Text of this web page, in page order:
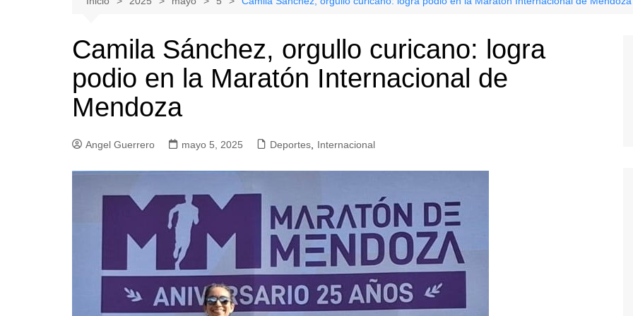
Tenis
Boxeo
Gimnasia
Licantén
Rauco
Teno
Camila Sánchez, orgullo curicano: logra
podio en la Maratón Internacional de
Mendoza
Angel Guerrero mayo 5, 2025 Deportes, Internacional